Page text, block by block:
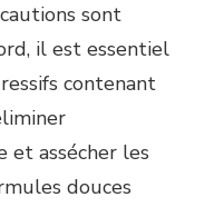
sont
il est essentiel
contenant
et assécher les
douces